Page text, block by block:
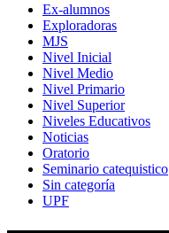
Ex-alumnos
Exploradoras
MJS
Nivel Inicial
Nivel Medio
Nivel Primario
Nivel Superior
Niveles Educativos
Noticias
Oratorio
Seminario catequistico
Sin categoría
UPF